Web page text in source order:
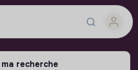
recherche